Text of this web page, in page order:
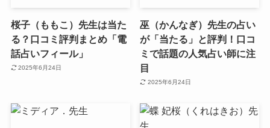
桜子（ももこ）先生は当た
る？口コミ評判まとめ「電
話占いフィール」
2025年6月24日
巫（かんなぎ）先生の占い
が「当たる」と評判！口コ
ミで話題の人気占い師に注
目
2025年6月24日